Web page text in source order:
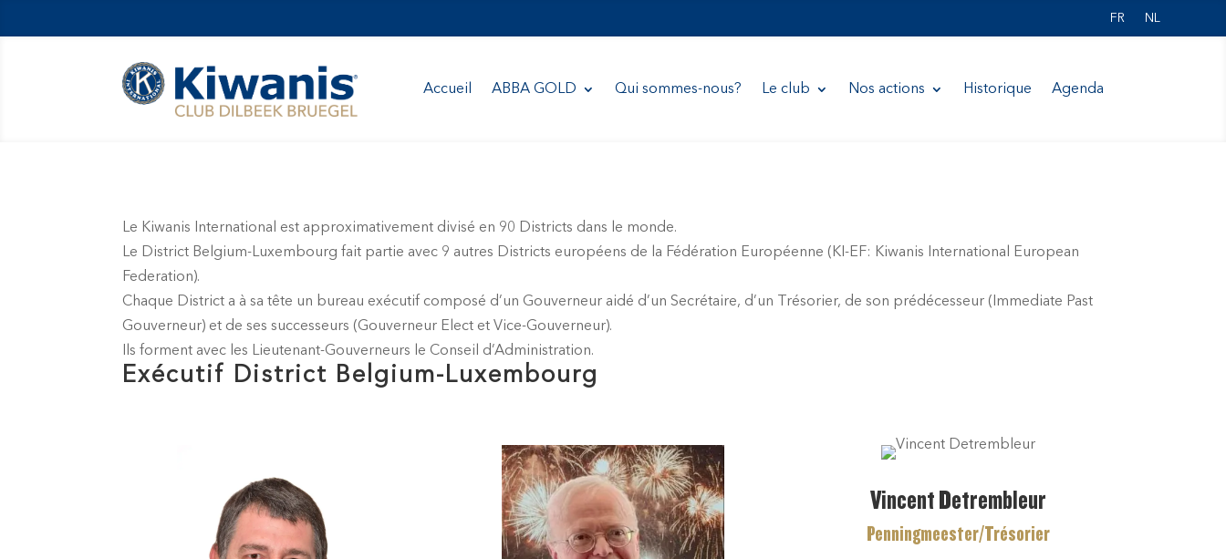
FR NL
Accueil ABBA GOLD Qui sommes-nous? Le club Nos actions Historique Agenda
Le Kiwanis International est approximativement divisé en 90 Districts dans le monde.
Le District Belgium-Luxembourg fait partie avec 9 autres Districts européens de la Fédération Européenne (KI-EF: Kiwanis International European
Federation).
Chaque District a à sa tête un bureau exécutif composé d’un Gouverneur aidé d’un Secrétaire, d’un Trésorier, de son prédécesseur (Immediate Past
Gouverneur) et de ses successeurs (Gouverneur Elect et Vice-Gouverneur).
Ils forment avec les Lieutenant-Gouverneurs le Conseil d’Administration.
Exécutif District Belgium-Luxembourg
Vincent Detrembleur
Penningmeester/Trésorier